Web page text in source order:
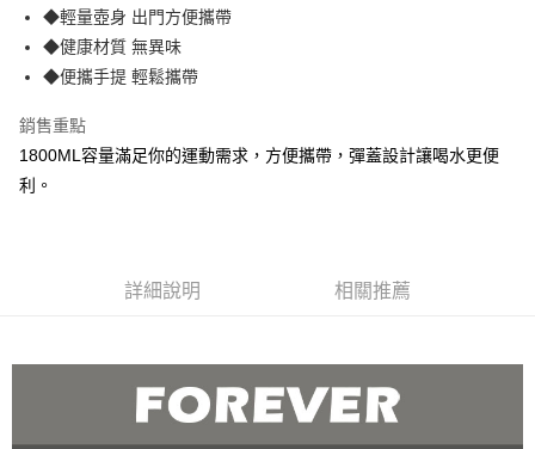
臺灣中小企業銀行
匯豐（台灣）商業銀行
聯邦商業銀行
元大商業銀行
台新國際商業銀行
台灣樂天信用卡公司
ATM付款
貨到付款
全家取貨 付款
每筆NT$80，滿NT$499(含以上)免運費
每筆NT$150，滿NT$2,000(含以上)免運費
◆輕量壺身 出門方便攜帶
◆健康材質 無異味
◆便攜手提 輕鬆攜帶
銷售重點
1800ML容量滿足你的運動需求，方便攜帶，彈蓋設計讓喝水更便
利。
詳細說明 相關推薦